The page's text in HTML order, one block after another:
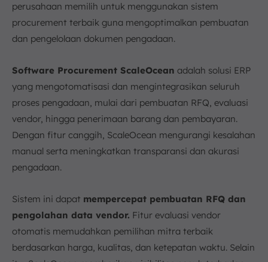
perusahaan memilih untuk menggunakan sistem
procurement terbaik guna mengoptimalkan pembuatan
dan pengelolaan dokumen pengadaan.
Software Procurement ScaleOcean adalah solusi ERP
yang mengotomatisasi dan mengintegrasikan seluruh
proses pengadaan, mulai dari pembuatan RFQ, evaluasi
vendor, hingga penerimaan barang dan pembayaran.
Dengan fitur canggih, ScaleOcean mengurangi kesalahan
manual serta meningkatkan transparansi dan akurasi
pengadaan.
Sistem ini dapat mempercepat pembuatan RFQ dan
pengolahan data vendor. Fitur evaluasi vendor
otomatis memudahkan pemilihan mitra terbaik
berdasarkan harga, kualitas, dan ketepatan waktu. Selain